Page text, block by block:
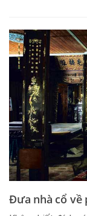
Đưa nhà cổ về